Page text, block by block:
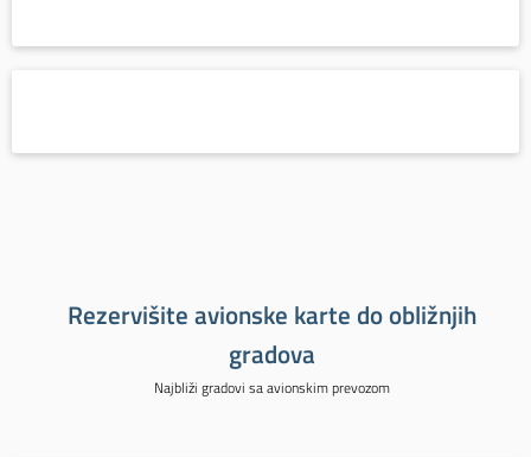
Rezervišite avionske karte do obližnjih
gradova
Najbliži gradovi sa avionskim prevozom